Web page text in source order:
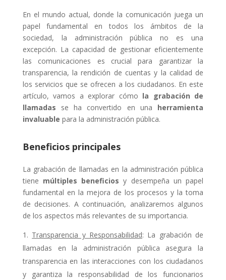
En el mundo actual, donde la comunicación juega un
papel fundamental en todos los ámbitos de la
sociedad, la administración pública no es una
excepción. La capacidad de gestionar eficientemente
las comunicaciones es crucial para garantizar la
transparencia, la rendición de cuentas y la calidad de
los servicios que se ofrecen a los ciudadanos. En este
artículo, vamos a explorar cómo la grabación de
llamadas se ha convertido en una herramienta
invaluable para la administración pública.
Beneficios principales
La grabación de llamadas en la administración pública
tiene múltiples beneficios y desempeña un papel
fundamental en la mejora de los procesos y la toma
de decisiones. A continuación, analizaremos algunos
de los aspectos más relevantes de su importancia.
Transparencia y Responsabilidad: La grabación de
llamadas en la administración pública asegura la
transparencia en las interacciones con los ciudadanos
y garantiza la responsabilidad de los funcionarios